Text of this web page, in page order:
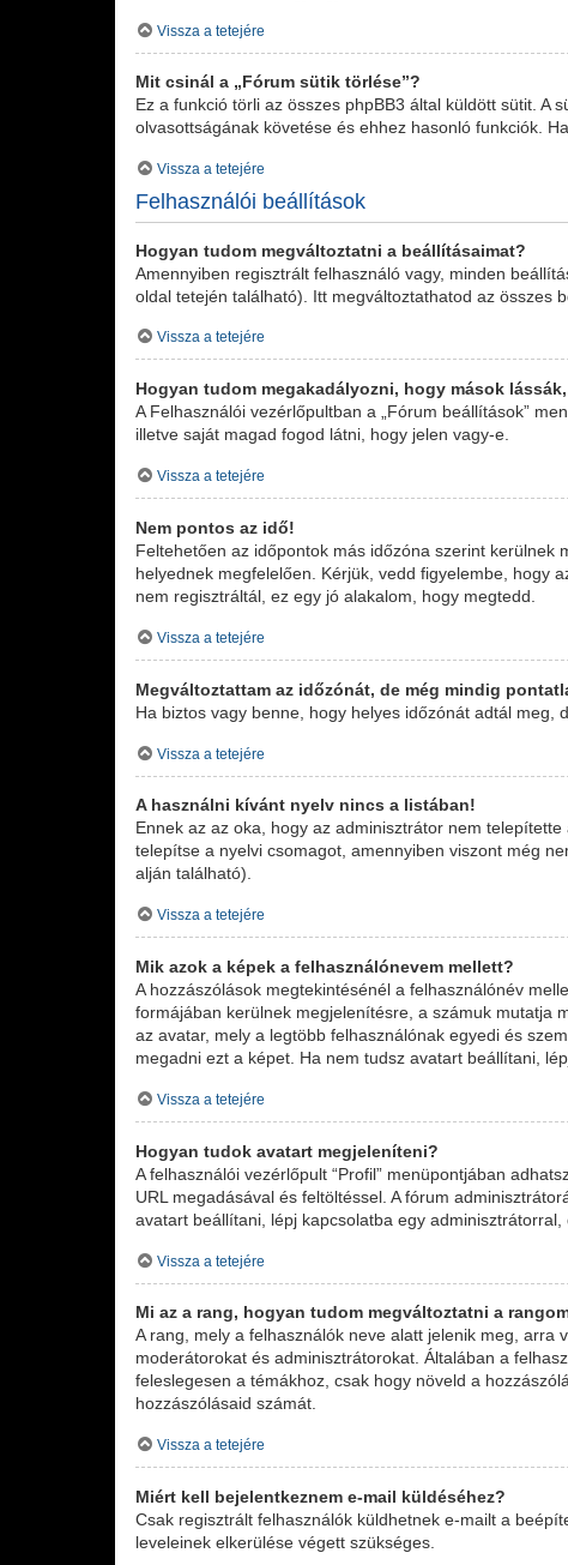
Vissza a tetejére
Mit csinál a „Fórum sütik törlése”?
Ez a funkció törli az összes phpBB3 által küldött sütit.
olvasottságának követése és ehhez hasonló funkciók.
Vissza a tetejére
Felhasználói beállítások
Hogyan tudom megváltoztatni a beállításaimat?
Amennyiben regisztrált felhasználó vagy, minden
oldal tetején található). Itt megváltoztathatod az összes
Vissza a tetejére
Hogyan tudom megakadályozni, hogy mások
A Felhasználói vezérlőpultban a „Fórum beállítások”
illetve saját magad fogod látni, hogy jelen vagy-e.
Vissza a tetejére
Nem pontos az idő!
Feltehetően az időpontok más időzóna szerint
helyednek megfelelően. Kérjük, vedd figyelembe, hogy
nem regisztráltál, ez egy jó alakalom, hogy megtedd.
Vissza a tetejére
Megváltoztattam az időzónát, de még mindig
Ha biztos vagy benne, hogy helyes időzónát adtál
Vissza a tetejére
A használni kívánt nyelv nincs a listában!
Ennek az az oka, hogy az adminisztrátor nem
telepítse a nyelvi csomagot, amennyiben viszont még
alján található).
Vissza a tetejére
Mik azok a képek a felhasználónevem mellett?
A hozzászólások megtekintésénél a felhasználónév
formájában kerülnek megjelenítésre, a számuk mutatja
az avatar, mely a legtöbb felhasználónak egyedi és
megadni ezt a képet. Ha nem tudsz avatart beállítani,
Vissza a tetejére
Hogyan tudok avatart megjeleníteni?
A felhasználói vezérlőpult “Profil” menüpontjában
URL megadásával és feltöltéssel. A fórum
avatart beállítani, lépj kapcsolatba egy adminisztrátorral,
Vissza a tetejére
Mi az a rang, hogyan tudom megváltoztatni a
A rang, mely a felhasználók neve alatt jelenik meg,
moderátorokat és adminisztrátorokat. Általában a
feleslegesen a témákhoz, csak hogy növeld a
hozzászólásaid számát.
Vissza a tetejére
Miért kell bejelentkeznem e-mail küldéséhez?
Csak regisztrált felhasználók küldhetnek e-mailt a
leveleinek elkerülése végett szükséges.